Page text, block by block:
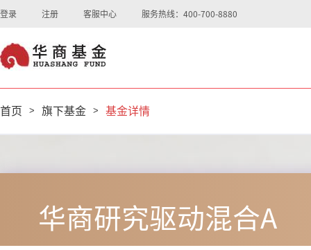
登录 注册 客服中心 服务热线：400-700-8880
首页 > 旗下基金 > 基金详情
华商研究驱动混合A